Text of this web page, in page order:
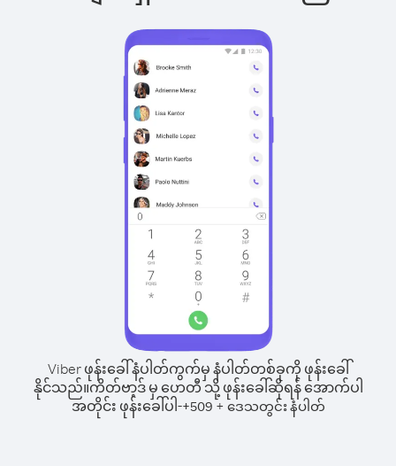
Viber ဖုန်းခေါ်နံပါတ်ကွက်မှ နံပါတ်တစ်ခုကို ဖုန်းခေါ်
နိုင်သည်။ကိတ်ဗာ့ဒ် မှ ဟေတီ သို့ ဖုန်းခေါ်ဆိုရန် အောက်ပါ
အတိုင်း ဖုန်းခေါ်ပါ-+509 + ဒေသတွင်း နံပါတ်